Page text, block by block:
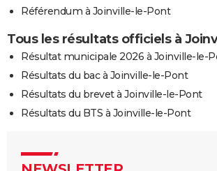
Référendum à Joinville-le-Pont
Tous les résultats officiels à
Résultat municipale 2026 à Joinville-le-
Résultats du bac à Joinville-le-Pont
Résultats du brevet à Joinville-le-Pont
Résultats du BTS à Joinville-le-Pont